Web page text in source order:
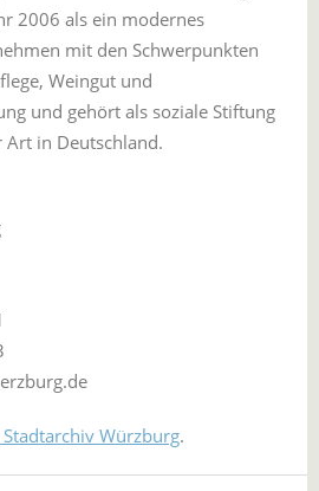
2006 als ein modernes
mit den Schwerpunkten
Weingut und
und gehört als soziale Stiftung
in Deutschland.
Würzburg.